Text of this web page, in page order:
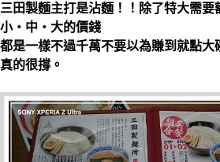
三田製麵主打是沾麵！！除了特大需要
小‧中‧大的價錢
都是一樣不過千萬不要以為賺到就點大
真的很撐。